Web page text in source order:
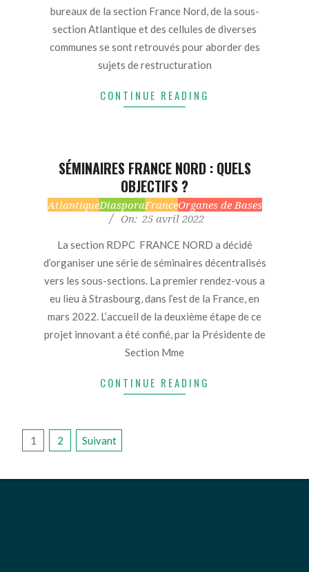
bureaux de la section France Nord, de la sous-
section Atlantique et des cellules de diverses
communes se sont retrouvés pour aborder des
sujets de restructuration
CONTINUE READING
SÉMINAIRES FRANCE NORD : QUELS
OBJECTIFS ?
2022-
AtlantiqueDiasporaFranceOrganes de Bases
On: 25 avril 2022
La section RDPC FRANCE NORD a décidé
d’organiser une série de séminaires décentralisés
vers les sous-sections. La premier rendez-vous a
eu lieu à Strasbourg, dans l’est de la France, en
mars 2022. L’accueil de la deuxième étape de ce
projet innovant a été confié, par la Présidente de
Section Mme
CONTINUE READING
PAGINATION
PUBLICATIONS
1 2 Suivant